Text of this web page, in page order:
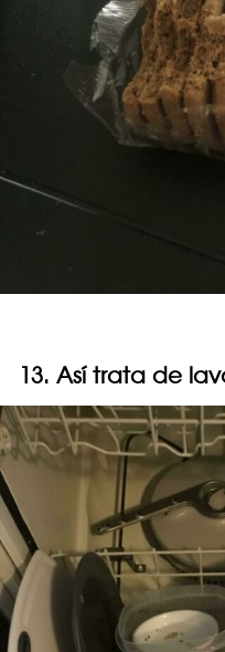
13. Así trata de